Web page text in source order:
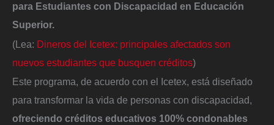
para Estudiantes con Discapacidad en Educación
Superior.
(Lea: Dineros del Icetex: principales afectados son
nuevos estudiantes que busquen créditos)
Este programa, de acuerdo con el Icetex, está diseñado
para transformar la vida de personas con discapacidad,
ofreciendo créditos educativos 100% condonables